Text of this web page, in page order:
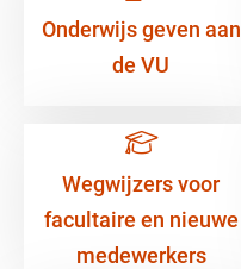
Onderwijs geven aan
de VU
Wegwijzers voor
facultaire en nieuwe
medewerkers